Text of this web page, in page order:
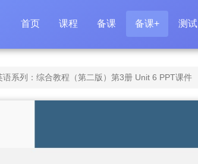
首页 课程 备课 备课+ 测试
语系列：综合教程（第二版）第3册 Unit 6 PPT课件